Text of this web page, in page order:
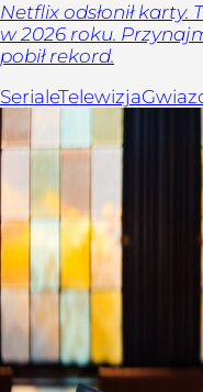
Netflix odsłonił
w 2026 roku.
pobił rekord.
SerialeTelewizja